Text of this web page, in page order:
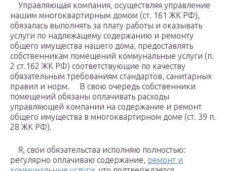
Управляющая компания, осуществляя управление
нашим многоквартирным домом (ст. 161 ЖК РФ),
обязалась выполнять за плату работы и оказывать
услуги по надлежащему содержанию и ремонту
общего имущества нашего дома, предоставлять
собственникам помещений коммунальные услуги (п.
2 ст.162 ЖК РФ) соответствующие по качеству
обязательным требованиям стандартов, санитарных
правил и норм. В свою очередь собственники
помещений обязаны оплачивать расходы
управляющей компании на содержание и ремонт
общего имущества в многоквартирном доме (ст. 39 п.
28 ЖК РФ).
Я, свои обязательства исполняю полностью:
регулярно оплачиваю содержание, ремонт и